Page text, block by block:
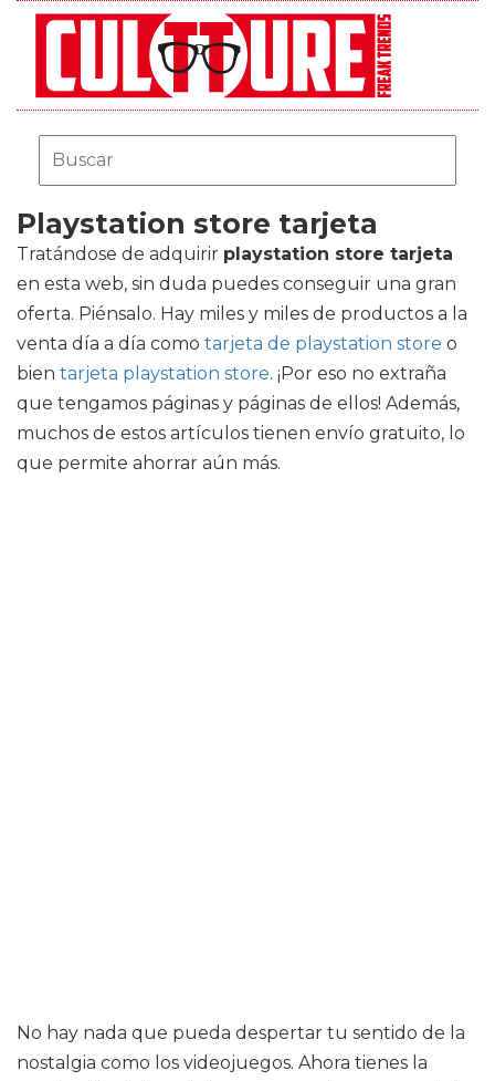
Playstation store tarjeta
Tratándose de adquirir playstation store tarjeta
en esta web, sin duda puedes conseguir una gran
oferta. Piénsalo. Hay miles y miles de productos a la
venta día a día como tarjeta de playstation store o
bien tarjeta playstation store. ¡Por eso no extraña
que tengamos páginas y páginas de ellos! Además,
muchos de estos artículos tienen envío gratuito, lo
que permite ahorrar aún más.
No hay nada que pueda despertar tu sentido de la
nostalgia como los videojuegos. Ahora tienes la